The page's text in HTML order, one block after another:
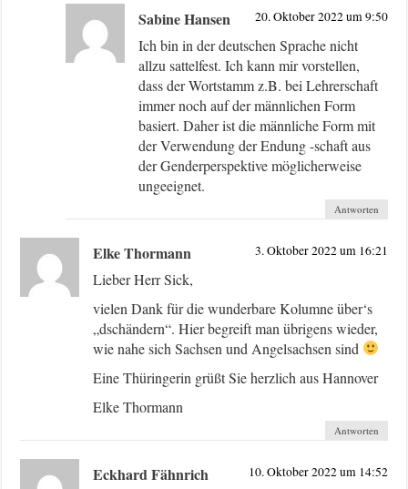
Sabine Hansen 20. Oktober 2022 um 9:50
Ich bin in der deutschen Sprache nicht
allzu sattelfest. Ich kann mir vorstellen,
dass der Wortstamm z.B. bei Lehrerschaft
immer noch auf der männlichen Form
basiert. Daher ist die männliche Form mit
der Verwendung der Endung -schaft aus
der Genderperspektive möglicherweise
ungeeignet.
Antworten
Elke Thormann 3. Oktober 2022 um 16:21
Lieber Herr Sick,
vielen Dank für die wunderbare Kolumne über‘s
„dschändern“. Hier begreift man übrigens wieder,
wie nahe sich Sachsen und Angelsachsen sind
Eine Thüringerin grüßt Sie herzlich aus Hannover
Elke Thormann
Antworten
Eckhard Fähnrich 10. Oktober 2022 um 14:52